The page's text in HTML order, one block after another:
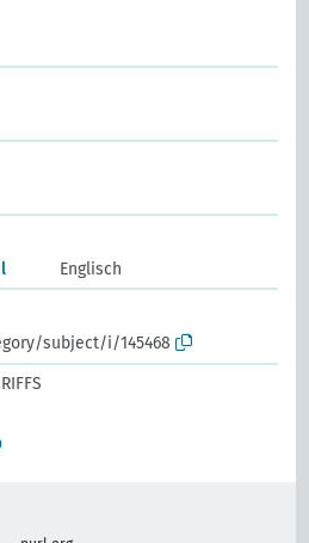
Englisch
subject/i/145468